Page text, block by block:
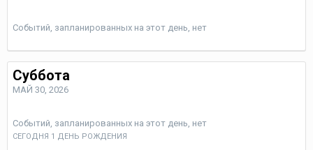
Событий, запланированных на этот день, нет
Суббота
МАЙ 30, 2026
Событий, запланированных на этот день, нет
СЕГОДНЯ 1 ДЕНЬ РОЖДЕНИЯ